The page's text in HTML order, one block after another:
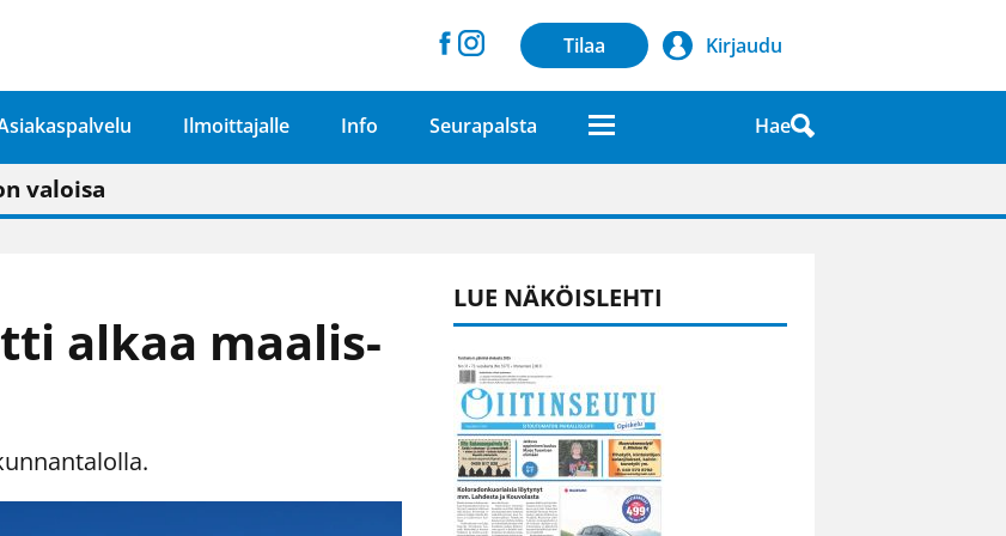
Tilaa Kirjaudu
Ilmoittajalle Info Seurapalsta Hae
näkyä hieman parempana painojäljen laatuna lehdessä
valoisa
uudelleen keskustavisiotyön”
omavaraisemmin kuin kaupungissa"
alkaa maalis-
LUE NÄKÖISLEHTI